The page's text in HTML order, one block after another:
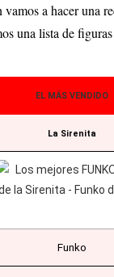
a hacer una
una lista de
EL MÁS VENDIDO
La Sirenita
Funko